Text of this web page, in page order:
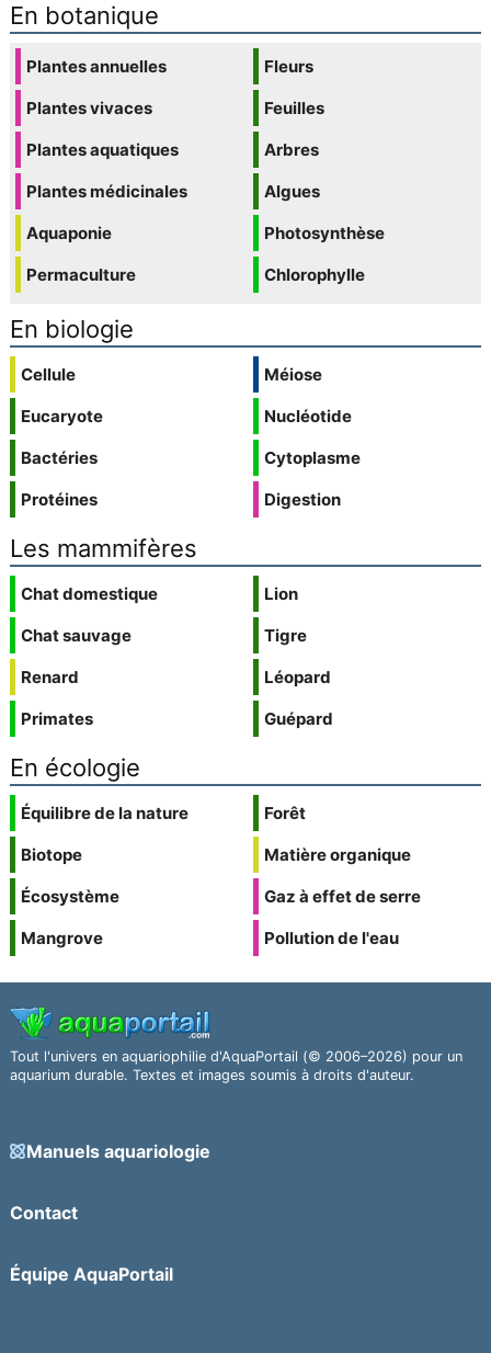
En botanique
Plantes annuelles
Plantes vivaces
Plantes aquatiques
Plantes médicinales
Aquaponie
Permaculture
Fleurs
Feuilles
Arbres
Algues
Photosynthèse
Chlorophylle
En biologie
Cellule
Eucaryote
Bactéries
Protéines
Méiose
Nucléotide
Cytoplasme
Digestion
Les mammifères
Chat domestique
Chat sauvage
Renard
Primates
Lion
Tigre
Léopard
Guépard
En écologie
Équilibre de la nature
Biotope
Écosystème
Mangrove
Forêt
Matière organique
Gaz à effet de serre
Pollution de l'eau
Tout l'univers en aquariophilie d'AquaPortail (© 2006–2026) pour un
aquarium durable. Textes et images soumis à droits d'auteur.
Manuels aquariologie
Contact
Équipe AquaPortail